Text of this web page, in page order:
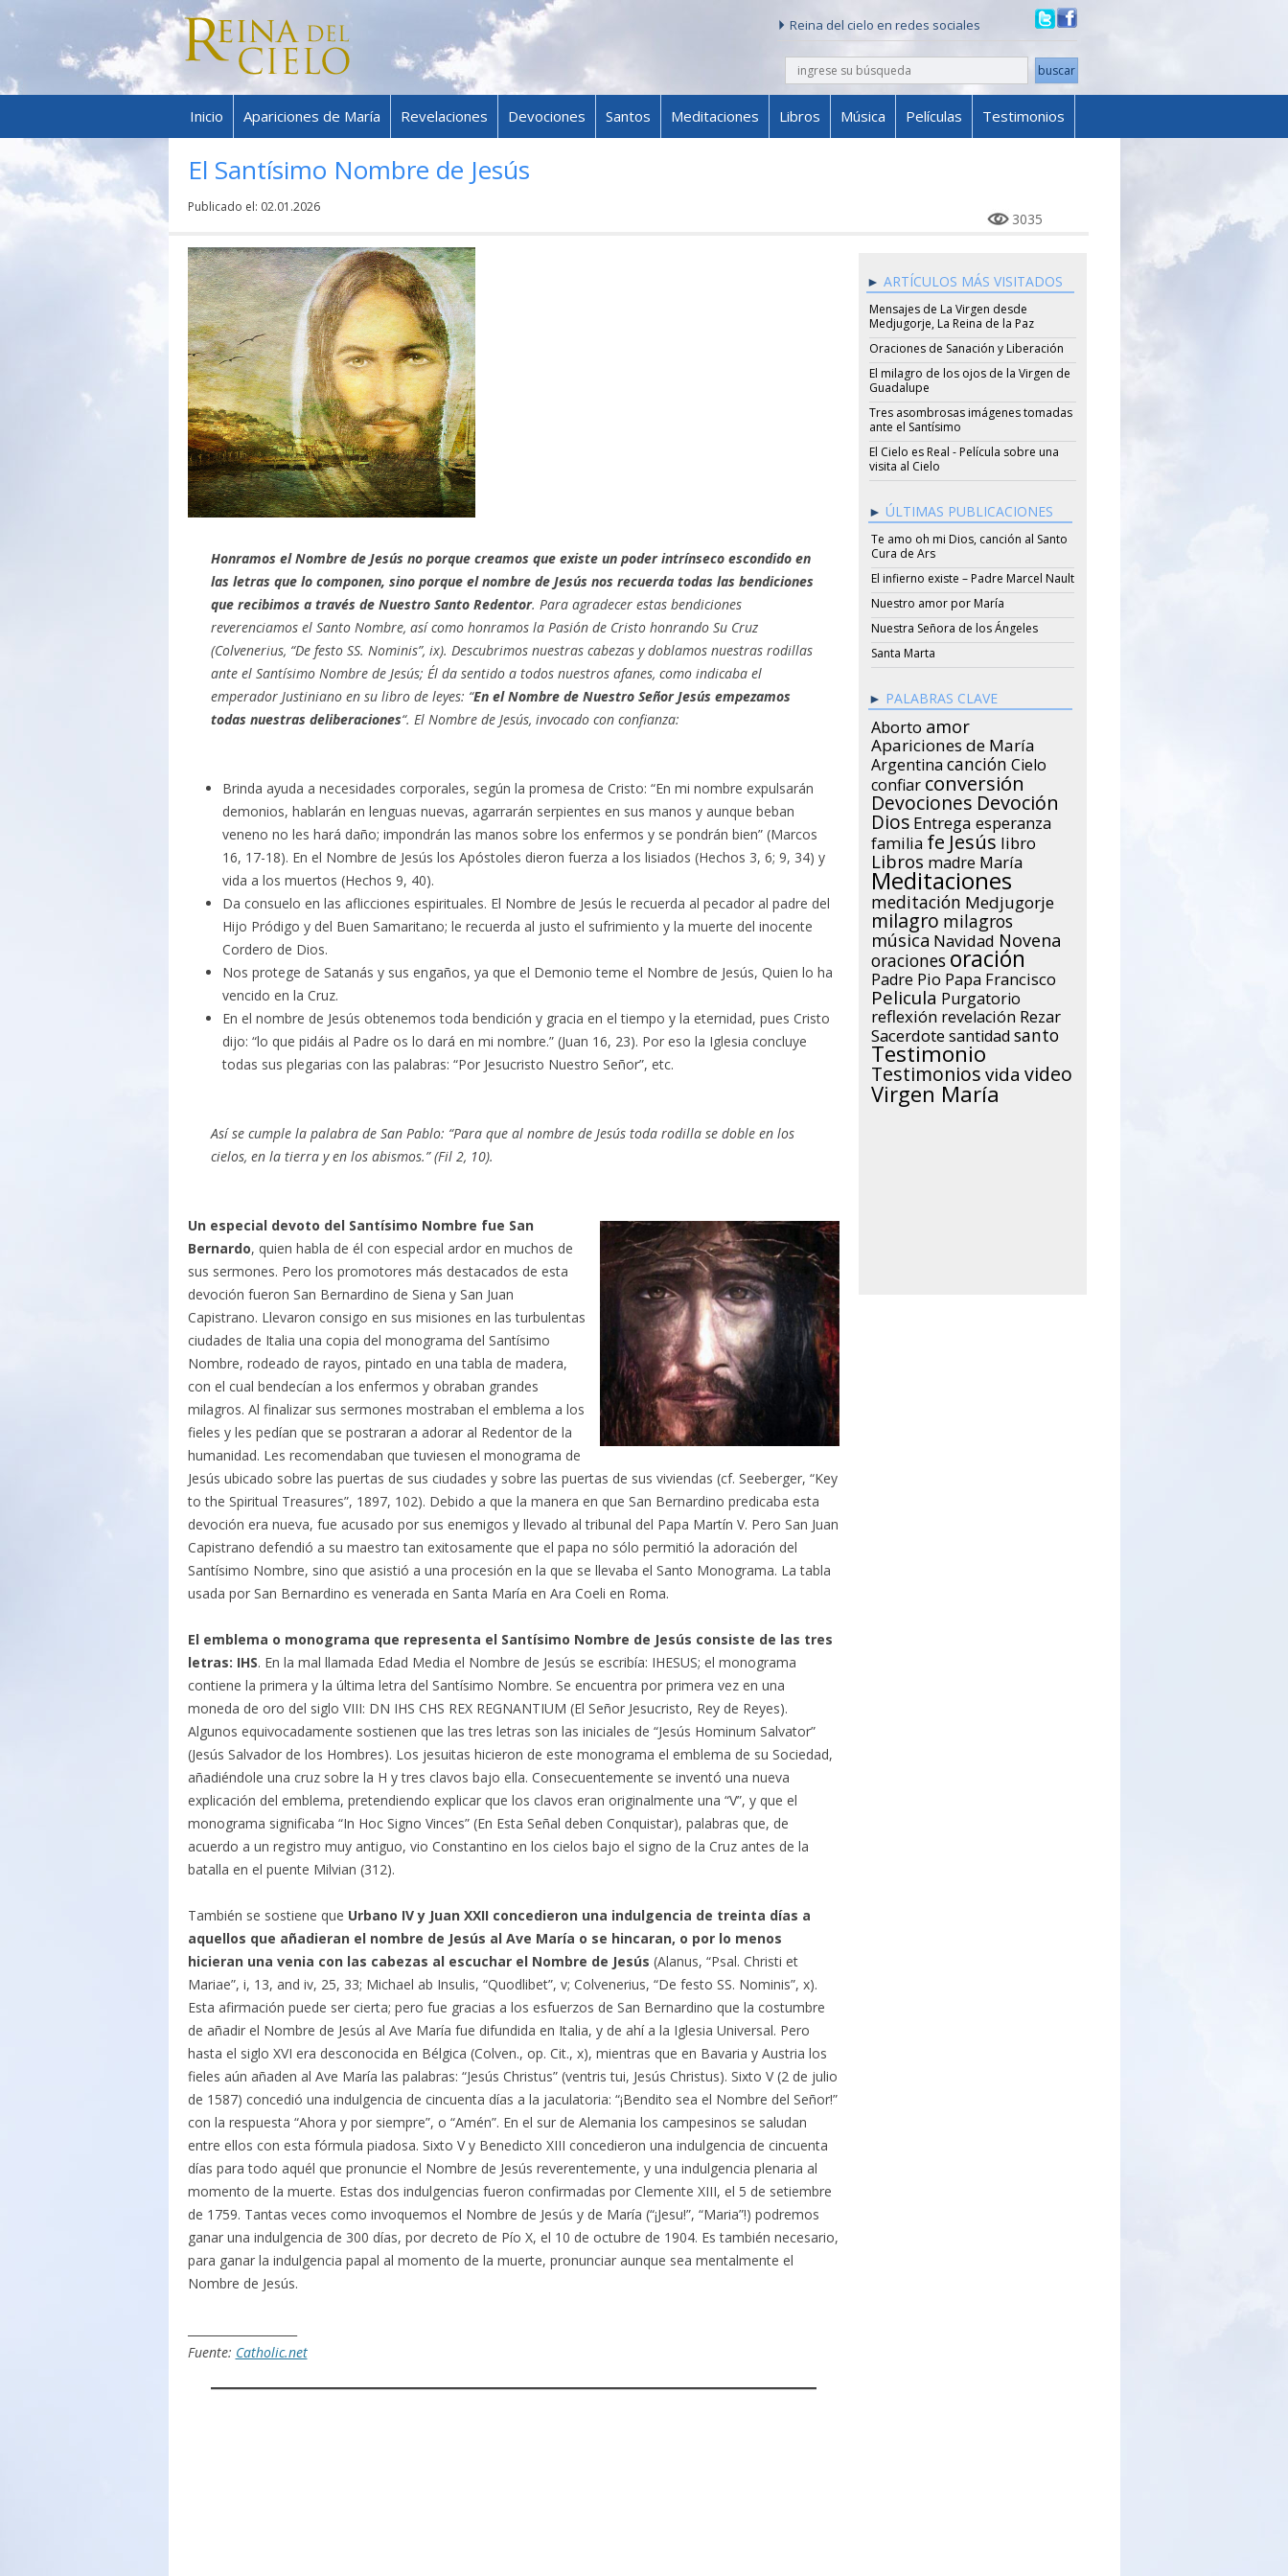
Reina del cielo en redes sociales
buscar
Skip to content
Inicio Apariciones de María Revelaciones Devociones Santos Meditaciones Libros Música Películas Testimonios
El Santísimo Nombre de Jesús
Publicado el: 02.01.2026
3035
Honramos el Nombre de Jesús no porque creamos que existe un poder intrínseco escondido en
las letras que lo componen, sino porque el nombre de Jesús nos recuerda todas las bendiciones
que recibimos a través de Nuestro Santo Redentor. Para agradecer estas bendiciones
reverenciamos el Santo Nombre, así como honramos la Pasión de Cristo honrando Su Cruz
(Colvenerius, “De festo SS. Nominis”, ix). Descubrimos nuestras cabezas y doblamos nuestras rodillas
ante el Santísimo Nombre de Jesús; Él da sentido a todos nuestros afanes, como indicaba el
emperador Justiniano en su libro de leyes: “En el Nombre de Nuestro Señor Jesús empezamos
todas nuestras deliberaciones“. El Nombre de Jesús, invocado con confianza:
Brinda ayuda a necesidades corporales, según la promesa de Cristo: “En mi nombre expulsarán
demonios, hablarán en lenguas nuevas, agarrarán serpientes en sus manos y aunque beban
veneno no les hará daño; impondrán las manos sobre los enfermos y se pondrán bien” (Marcos
16, 17-18). En el Nombre de Jesús los Apóstoles dieron fuerza a los lisiados (Hechos 3, 6; 9, 34) y
vida a los muertos (Hechos 9, 40).
Da consuelo en las aflicciones espirituales. El Nombre de Jesús le recuerda al pecador al padre del
Hijo Pródigo y del Buen Samaritano; le recuerda al justo el sufrimiento y la muerte del inocente
Cordero de Dios.
Nos protege de Satanás y sus engaños, ya que el Demonio teme el Nombre de Jesús, Quien lo ha
vencido en la Cruz.
En el nombre de Jesús obtenemos toda bendición y gracia en el tiempo y la eternidad, pues Cristo
dijo: “lo que pidáis al Padre os lo dará en mi nombre.” (Juan 16, 23). Por eso la Iglesia concluye
todas sus plegarias con las palabras: “Por Jesucristo Nuestro Señor”, etc.
Así se cumple la palabra de San Pablo: “Para que al nombre de Jesús toda rodilla se doble en los
cielos, en la tierra y en los abismos.” (Fil 2, 10).
Un especial devoto del Santísimo Nombre fue San
Bernardo, quien habla de él con especial ardor en muchos de
sus sermones. Pero los promotores más destacados de esta
devoción fueron San Bernardino de Siena y San Juan
Capistrano. Llevaron consigo en sus misiones en las turbulentas
ciudades de Italia una copia del monograma del Santísimo
Nombre, rodeado de rayos, pintado en una tabla de madera,
con el cual bendecían a los enfermos y obraban grandes
milagros. Al finalizar sus sermones mostraban el emblema a los
fieles y les pedían que se postraran a adorar al Redentor de la
humanidad. Les recomendaban que tuviesen el monograma de
Jesús ubicado sobre las puertas de sus ciudades y sobre las puertas de sus viviendas (cf. Seeberger, “Key
to the Spiritual Treasures”, 1897, 102). Debido a que la manera en que San Bernardino predicaba esta
devoción era nueva, fue acusado por sus enemigos y llevado al tribunal del Papa Martín V. Pero San Juan
Capistrano defendió a su maestro tan exitosamente que el papa no sólo permitió la adoración del
Santísimo Nombre, sino que asistió a una procesión en la que se llevaba el Santo Monograma. La tabla
usada por San Bernardino es venerada en Santa María en Ara Coeli en Roma.
El emblema o monograma que representa el Santísimo Nombre de Jesús consiste de las tres
letras: IHS. En la mal llamada Edad Media el Nombre de Jesús se escribía: IHESUS; el monograma
contiene la primera y la última letra del Santísimo Nombre. Se encuentra por primera vez en una
moneda de oro del siglo VIII: DN IHS CHS REX REGNANTIUM (El Señor Jesucristo, Rey de Reyes).
Algunos equivocadamente sostienen que las tres letras son las iniciales de “Jesús Hominum Salvator”
(Jesús Salvador de los Hombres). Los jesuitas hicieron de este monograma el emblema de su Sociedad,
añadiéndole una cruz sobre la H y tres clavos bajo ella. Consecuentemente se inventó una nueva
explicación del emblema, pretendiendo explicar que los clavos eran originalmente una “V”, y que el
monograma significaba “In Hoc Signo Vinces” (En Esta Señal deben Conquistar), palabras que, de
acuerdo a un registro muy antiguo, vio Constantino en los cielos bajo el signo de la Cruz antes de la
batalla en el puente Milvian (312).
También se sostiene que Urbano IV y Juan XXII concedieron una indulgencia de treinta días a
aquellos que añadieran el nombre de Jesús al Ave María o se hincaran, o por lo menos
hicieran una venia con las cabezas al escuchar el Nombre de Jesús (Alanus, “Psal. Christi et
Mariae”, i, 13, and iv, 25, 33; Michael ab Insulis, “Quodlibet”, v; Colvenerius, “De festo SS. Nominis”, x).
Esta afirmación puede ser cierta; pero fue gracias a los esfuerzos de San Bernardino que la costumbre
de añadir el Nombre de Jesús al Ave María fue difundida en Italia, y de ahí a la Iglesia Universal. Pero
hasta el siglo XVI era desconocida en Bélgica (Colven., op. Cit., x), mientras que en Bavaria y Austria los
fieles aún añaden al Ave María las palabras: “Jesús Christus” (ventris tui, Jesús Christus). Sixto V (2 de julio
de 1587) concedió una indulgencia de cincuenta días a la jaculatoria: “¡Bendito sea el Nombre del Señor!”
con la respuesta “Ahora y por siempre”, o “Amén”. En el sur de Alemania los campesinos se saludan
entre ellos con esta fórmula piadosa. Sixto V y Benedicto XIII concedieron una indulgencia de cincuenta
días para todo aquél que pronuncie el Nombre de Jesús reverentemente, y una indulgencia plenaria al
momento de la muerte. Estas dos indulgencias fueron confirmadas por Clemente XIII, el 5 de setiembre
de 1759. Tantas veces como invoquemos el Nombre de Jesús y de María (“¡Jesu!”, “Maria”!) podremos
ganar una indulgencia de 300 días, por decreto de Pío X, el 10 de octubre de 1904. Es también necesario,
para ganar la indulgencia papal al momento de la muerte, pronunciar aunque sea mentalmente el
Nombre de Jesús.
Fuente: Catholic.net
ARTÍCULOS MÁS VISITADOS
Mensajes de La Virgen desde
Medjugorje, La Reina de la Paz
Oraciones de Sanación y Liberación
El milagro de los ojos de la Virgen de
Guadalupe
Tres asombrosas imágenes tomadas
ante el Santísimo
El Cielo es Real - Película sobre una
visita al Cielo
ÚLTIMAS PUBLICACIONES
Te amo oh mi Dios, canción al Santo
Cura de Ars
El infierno existe – Padre Marcel Nault
Nuestro amor por María
Nuestra Señora de los Ángeles
Santa Marta
PALABRAS CLAVE
Aborto amor
Apariciones de María
Argentina canción Cielo
confiar conversión
Devociones Devoción
Dios Entrega esperanza
familia fe Jesús libro
Libros madre María
Meditaciones
meditación Medjugorje
milagro milagros
música Navidad Novena
oraciones oración
Padre Pio Papa Francisco
Pelicula Purgatorio
reflexión revelación Rezar
Sacerdote santidad santo
Testimonio
Testimonios vida video
Virgen María